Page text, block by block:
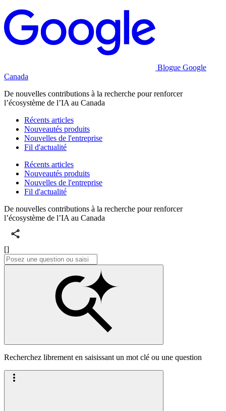
Blogue Google
Canada
De nouvelles contributions à la recherche pour renforcer
l’écosystème de l’IA au Canada
Récents articles
Nouveautés produits
Nouvelles de l'entreprise
Fil d'actualité
Récents articles
Nouveautés produits
Nouvelles de l'entreprise
Fil d'actualité
De nouvelles contributions à la recherche pour renforcer
l’écosystème de l’IA au Canada
[]
Recherchez librement en saisissant un mot clé ou une question